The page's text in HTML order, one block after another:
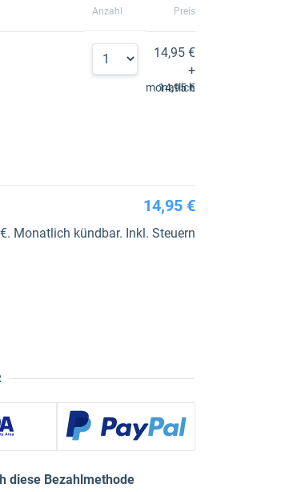
Anzahl Preis
14,95 €
+
14,95 €
monatlich
14,95 €
Monatlich kündbar. Inkl. Steuern
diese Bezahlmethode